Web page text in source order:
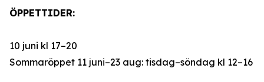
ÖPPETTIDER:
10 juni kl 17–20
Sommaröppet 11 juni–23 aug: tisdag–söndag kl 12–16